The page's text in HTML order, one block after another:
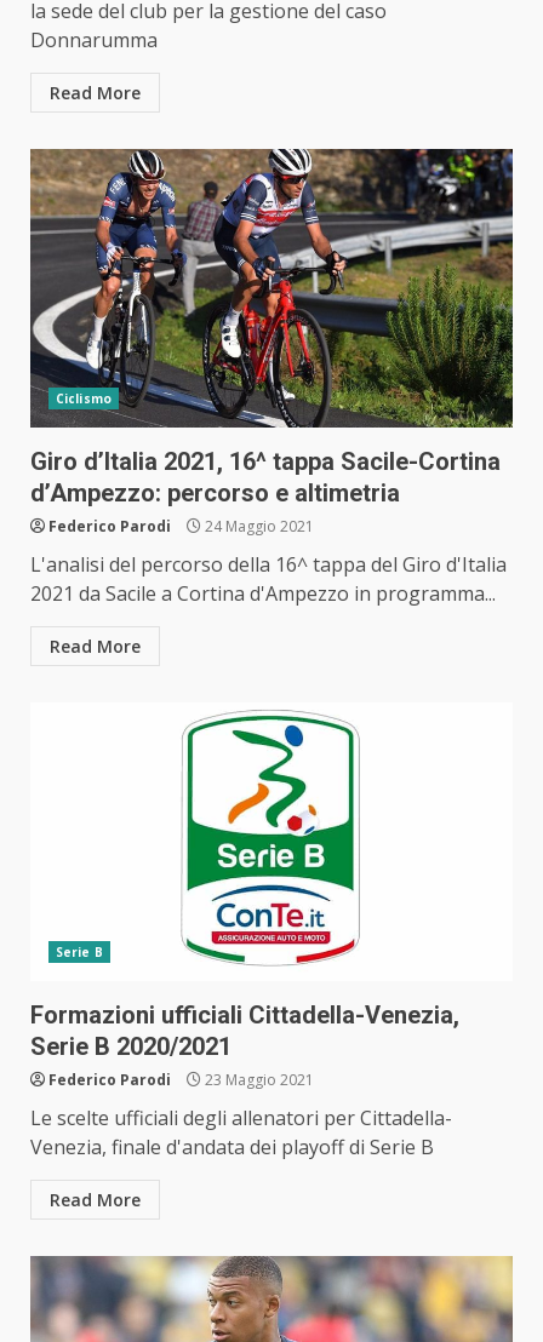
la sede del club per la gestione del caso
Donnarumma
Read More
Ciclismo
Giro d’Italia 2021, 16^ tappa Sacile-Cortina
d’Ampezzo: percorso e altimetria
Federico Parodi 24 Maggio 2021
L'analisi del percorso della 16^ tappa del Giro d'Italia
2021 da Sacile a Cortina d'Ampezzo in programma...
Read More
Serie B
Formazioni ufficiali Cittadella-Venezia,
Serie B 2020/2021
Federico Parodi 23 Maggio 2021
Le scelte ufficiali degli allenatori per Cittadella-
Venezia, finale d'andata dei playoff di Serie B
Read More